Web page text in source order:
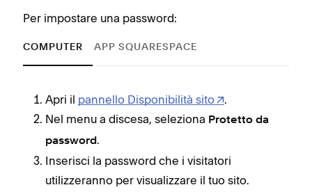
Per impostare una password:
COMPUTER APP SQUARESPACE
Apri il pannello Disponibilità sito
.
Nel menu a discesa, seleziona Protetto da
password.
Inserisci la password che i visitatori
utilizzeranno per visualizzare il tuo sito.